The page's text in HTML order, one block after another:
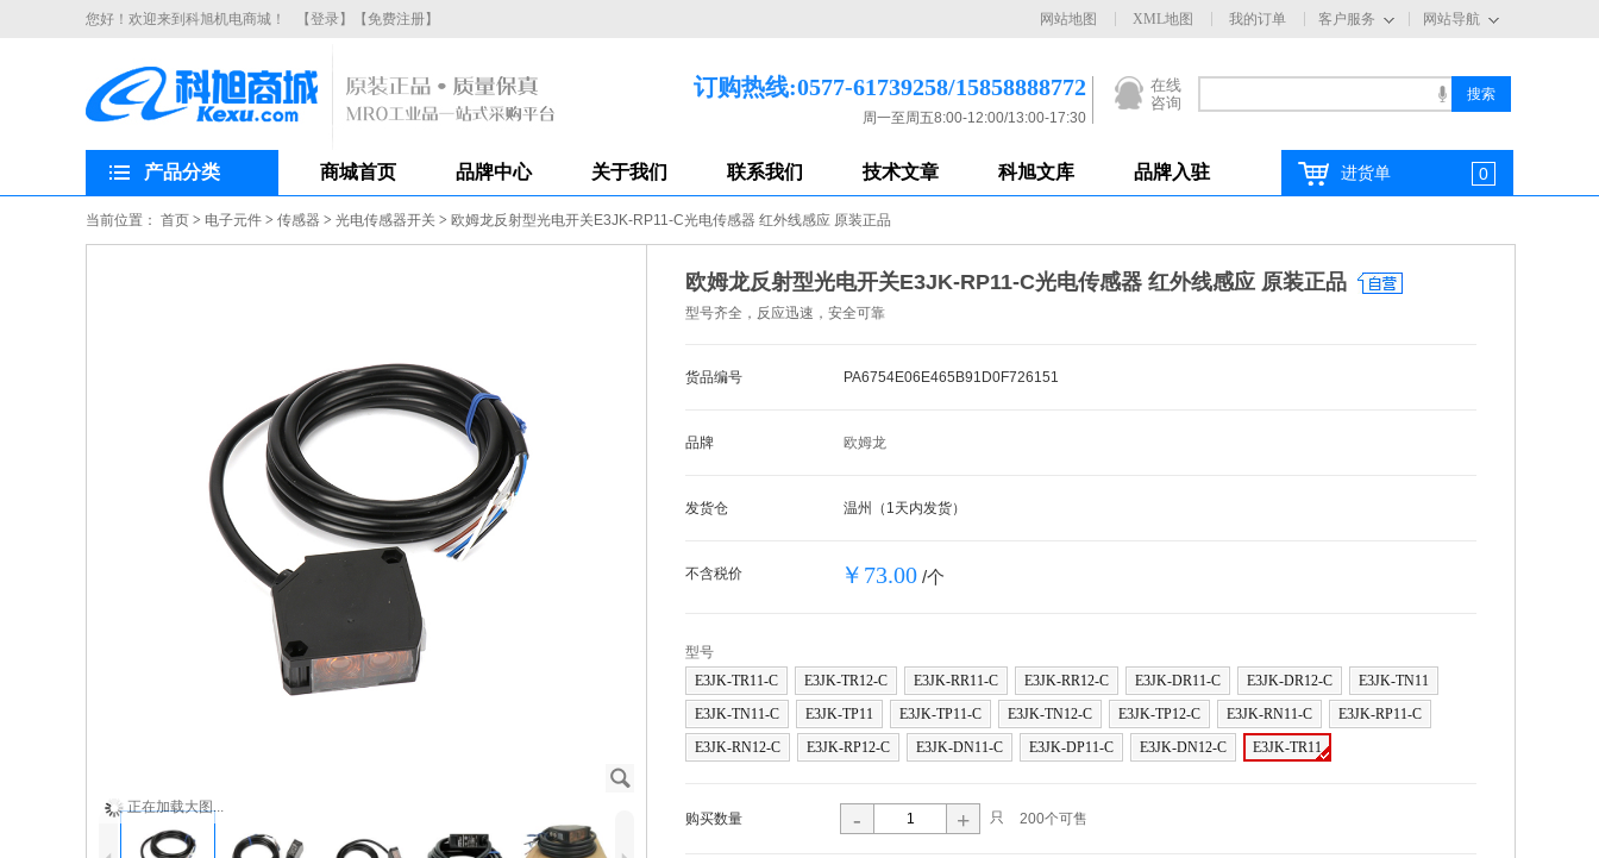
您好！欢迎来到科旭机电商城！ 【登录】 【免费注册】 网站导航
客户服务
网站地图 XML地图 我的订单
在线
咨询
订购热线:0577-61739258/15858888772
周一至周五8:00-12:00/13:00-17:30
产品分类 商城首页 品牌中心 关于我们 联系我们 技术文章 科旭文库 品牌入驻 进货单 0
当前位置： 首页 > 电子元件 > 传感器 > 光电传感器开关 > 欧姆龙反射型光电开关E3JK-RP11-C光电传感器 红外线感应 原装正品
J
正在加载大图...
欧姆龙反射型光电开关E3JK-RP11-C光电传感器 红外线感应 原装正品
型号齐全，反应迅速，安全可靠
货品编号 PA6754E06E465B91D0F726151
品牌 欧姆龙
发货仓 温州（1天内发货）
不含税价 ￥73.00 /个
型号
E3JK-TR11-C
E3JK-TR12-C E3JK-RR11-C E3JK-RR12-C E3JK-DR11-C E3JK-DR12-C
E3JK-TN11
E3JK-TN11-C
E3JK-TP11 E3JK-TP11-C E3JK-TN12-C E3JK-TP12-C E3JK-RN11-C
E3JK-RP11-C
E3JK-RN12-C
E3JK-RP12-C E3JK-DN11-C E3JK-DP11-C E3JK-DN12-C E3JK-TR11
购买数量 - + 只 200个可售